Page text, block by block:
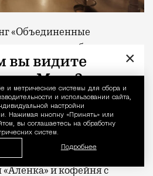
Уведомление
и метрические системы для сбора и
и использовании сайта,
настройки
Нажимая кнопку «Принять» или
вы соглашаетесь на обработку
систем.
Подробнее
«Объединенные
принадлежат бренды
Фронт» и «Бабаевский».
экспозиции будет
советским и
— тем самым, которые
заработают
и кофейня с
×